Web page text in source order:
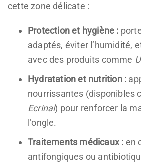
cette zone délicate :
Protection et hygiène :
adaptés, éviter l’humidité,
avec des produits comme
Hydratation et nutrition :
nourrissantes (disponibles
Ecrinal) pour renforcer la
l’ongle.
Traitements médicaux : en
antifongiques ou